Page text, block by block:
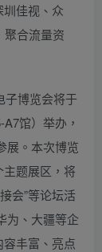
佳视、众
聚合流量资
博览会将于
馆）举办，
展。本次博览
题展区，将
会”等论坛活
为、大疆等企
丰富、亮点